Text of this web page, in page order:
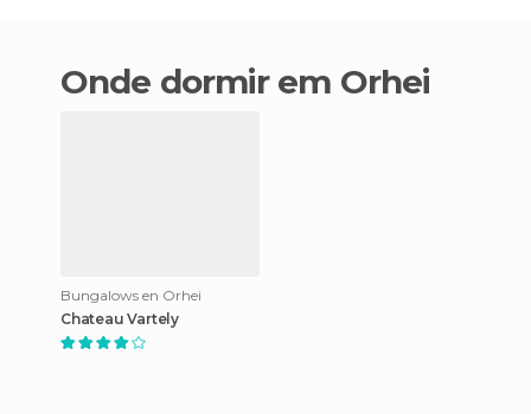
Onde dormir em Orhei
Bungalows en Orhei
Chateau Vartely